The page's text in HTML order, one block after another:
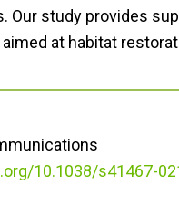
Our study provides
at habitat
10.1038/s41467-